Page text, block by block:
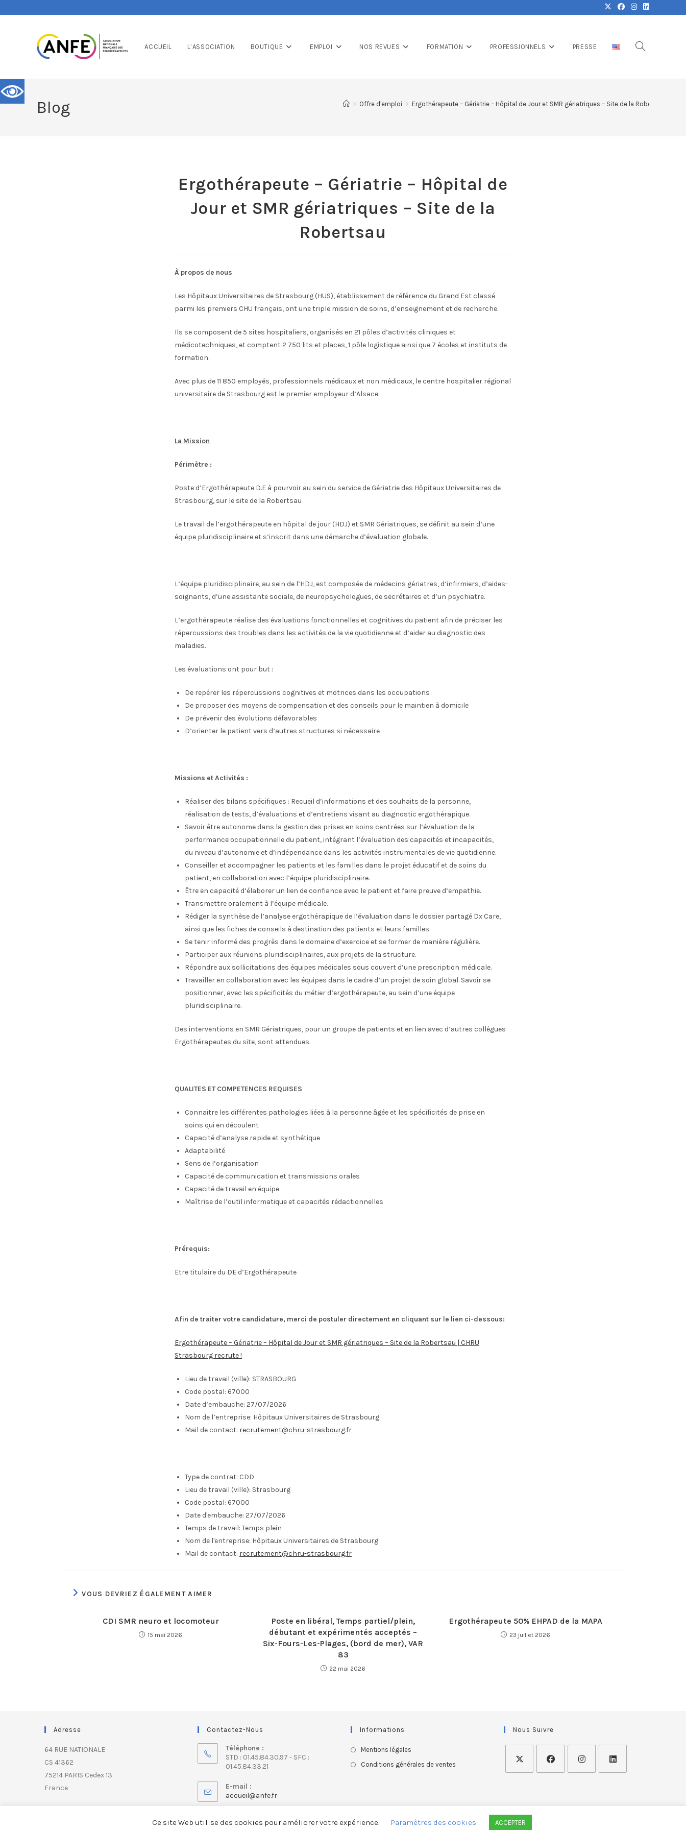
ACCUEIL L’ASSOCIATION BOUTIQUE EMPLOI NOS REVUES FORMATION PROFESSIONNELS PRESSE
Blog > Offre d'emploi > Ergothérapeute – Gériatrie – Hôpital de Jour et SMR gériatriques – Site de la Robertsau
Ergothérapeute – Gériatrie – Hôpital de
Jour et SMR gériatriques – Site de la
Robertsau
À propos de nous
Les Hôpitaux Universitaires de Strasbourg (HUS), établissement de référence du Grand Est classé
parmi les premiers CHU français, ont une triple mission de soins, d’enseignement et de recherche.
Ils se composent de 5 sites hospitaliers, organisés en 21 pôles d’activités cliniques et
médicotechniques, et comptent 2 750 lits et places, 1 pôle logistique ainsi que 7 écoles et instituts de
formation.
Avec plus de 11 850 employés, professionnels médicaux et non médicaux, le centre hospitalier régional
universitaire de Strasbourg est le premier employeur d’Alsace.
La Mission
Périmètre :
Poste d’Ergothérapeute D.E à pourvoir au sein du service de Gériatrie des Hôpitaux Universitaires de
Strasbourg, sur le site de la Robertsau
Le travail de l’ergothérapeute en hôpital de jour (HDJ) et SMR Gériatriques, se définit au sein d’une
équipe pluridisciplinaire et s’inscrit dans une démarche d’évaluation globale.
L’équipe pluridisciplinaire, au sein de l’HDJ, est composée de médecins gériatres, d’infirmiers, d’aides-
soignants, d’une assistante sociale, de neuropsychologues, de secrétaires et d’un psychiatre.
L’ergothérapeute réalise des évaluations fonctionnelles et cognitives du patient afin de préciser les
répercussions des troubles dans les activités de la vie quotidienne et d’aider au diagnostic des
maladies.
Les évaluations ont pour but :
De repérer les répercussions cognitives et motrices dans les occupations
De proposer des moyens de compensation et des conseils pour le maintien à domicile
De prévenir des évolutions défavorables
D’orienter le patient vers d’autres structures si nécessaire
Missions et Activités :
Réaliser des bilans spécifiques : Recueil d’informations et des souhaits de la personne,
réalisation de tests, d’évaluations et d’entretiens visant au diagnostic ergothérapique.
Savoir être autonome dans la gestion des prises en soins centrées sur l’évaluation de la
performance occupationnelle du patient, intégrant l’évaluation des capacités et incapacités,
du niveau d’autonomie et d’indépendance dans les activités instrumentales de vie quotidienne.
Conseiller et accompagner les patients et les familles dans le projet éducatif et de soins du
patient, en collaboration avec l’équipe pluridisciplinaire.
Être en capacité d’élaborer un lien de confiance avec le patient et faire preuve d’empathie.
Transmettre oralement à l’équipe médicale.
Rédiger la synthèse de l’analyse ergothérapique de l’évaluation dans le dossier partagé Dx Care,
ainsi que les fiches de conseils à destination des patients et leurs familles.
Se tenir informé des progrès dans le domaine d’exercice et se former de manière régulière.
Participer aux réunions pluridisciplinaires, aux projets de la structure.
Répondre aux sollicitations des équipes médicales sous couvert d’une prescription médicale.
Travailler en collaboration avec les équipes dans le cadre d’un projet de soin global. Savoir se
positionner, avec les spécificités du métier d’ergothérapeute, au sein d’une équipe
pluridisciplinaire.
Des interventions en SMR Gériatriques, pour un groupe de patients et en lien avec d’autres collègues
Ergothérapeutes du site, sont attendues.
QUALITES ET COMPETENCES REQUISES
Connaitre les différentes pathologies liées à la personne âgée et les spécificités de prise en
soins qui en découlent
Capacité d’analyse rapide et synthétique
Adaptabilité
Sens de l’organisation
Capacité de communication et transmissions orales
Capacité de travail en équipe
Maîtrise de l’outil informatique et capacités rédactionnelles
Prérequis:
Etre titulaire du DE d’Ergothérapeute
Afin de traiter votre candidature, merci de postuler directement en cliquant sur le lien ci-dessous:
Ergothérapeute – Gériatrie – Hôpital de Jour et SMR gériatriques – Site de la Robertsau | CHRU
Strasbourg recrute !
Lieu de travail (ville): STRASBOURG
Code postal: 67000
Date d’embauche: 27/07/2026
Nom de l’entreprise: Hôpitaux Universitaires de Strasbourg
Mail de contact: recrutement@chru-strasbourg.fr
Type de contrat: CDD
Lieu de travail (ville): Strasbourg
Code postal: 67000
Date d'embauche: 27/07/2026
Temps de travail: Temps plein
Nom de l'entreprise: Hôpitaux Universitaires de Strasbourg
Mail de contact: recrutement@chru-strasbourg.fr
VOUS DEVRIEZ ÉGALEMENT AIMER
CDI SMR neuro et locomoteur
15 mai 2026
Poste en libéral, Temps partiel/plein,
débutant et expérimentés acceptés –
Six-Fours-Les-Plages, (bord de mer), VAR
83
22 mai 2026
Ergothérapeute 50% EHPAD de la MAPA
23 juillet 2026
Adresse
64 RUE NATIONALE
CS 41362
75214 PARIS Cedex 13
France
Contactez-Nous
Téléphone :
STD : 01.45.84.30.97 - SFC :
01.45.84.33.21
E-mail :
accueil@anfe.fr
Informations
Mentions légales
Conditions générales de ventes
Nous Suivre
ASSOCIATION NATIONALE FRANÇAISE DES ERGOTHERAPEUTES
Ce site Web utilise des cookies pour améliorer votre expérience. Paramètres des cookies ACCEPTER